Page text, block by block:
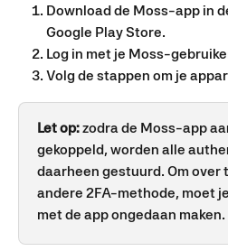
Download de Moss-app in
Google Play Store.
Log in met je Moss-
Volg de stappen om je
Let op: zodra de Moss-app
gekoppeld, worden alle
daarheen gestuurd. Om over
andere 2FA-methode, moet
met de app ongedaan maken.